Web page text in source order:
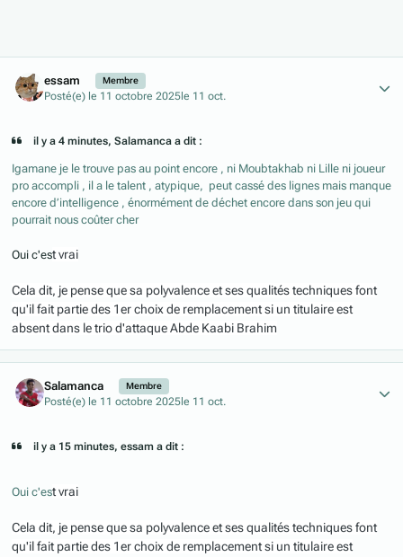
essam Membre
Posté(e) le 11 octobre 2025 le 11 oct.
il y a 4 minutes, Salamanca a dit :
Igamane je le trouve pas au point encore , ni Moubtakhab ni Lille ni joueur
pro accompli , il a le talent , atypique, peut cassé des lignes mais manque
encore d’intelligence , énormément de déchet encore dans son jeu qui
pourrait nous coûter cher
Oui c'est vrai
Cela dit, je pense que sa polyvalence et ses qualités techniques font
qu'il fait partie des 1er choix de remplacement si un titulaire est
absent dans le trio d'attaque Abde Kaabi Brahim
Salamanca Membre
Posté(e) le 11 octobre 2025 le 11 oct.
il y a 15 minutes, essam a dit :
Oui c'est vrai
Cela dit, je pense que sa polyvalence et ses qualités techniques font
qu'il fait partie des 1er choix de remplacement si un titulaire est